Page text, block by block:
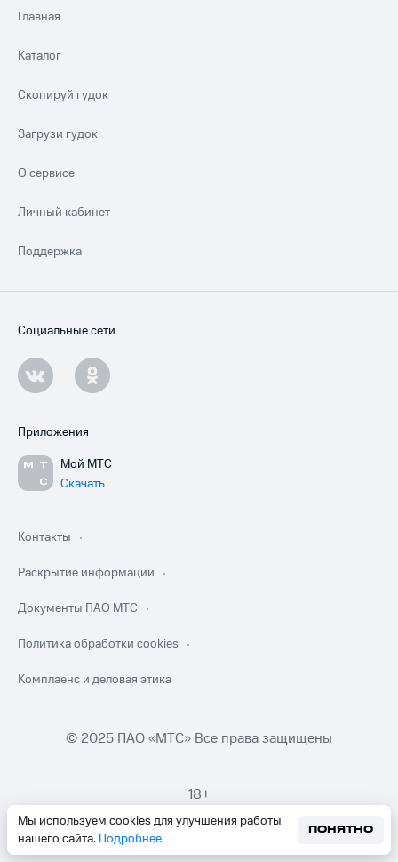
Мы используем cookies для улучшения работы
нашего сайта. Подробнее.
ПОНЯТНО
Главная
Каталог
Скопируй гудок
Загрузи гудок
О сервисе
Личный кабинет
Поддержка
Социальные сети
Приложения
Мой МТС
Скачать
Контакты
Раскрытие информации
Документы ПАО МТС
Политика обработки cookies
Комплаенс и деловая этика
© 2025 ПАО «МТС» Все права защищены
18+